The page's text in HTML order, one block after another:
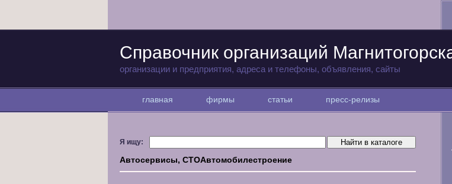
Справочник организаций
организации и предприятия, адреса и телефоны, объявления, сайты
главная фирмы статьи пресс-релизы
Я ищу:
Автосервисы, СТОАвтомобилестроение